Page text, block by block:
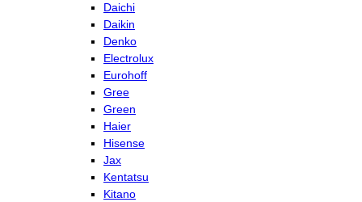
Daichi
Daikin
Denko
Electrolux
Eurohoff
Gree
Green
Haier
Hisense
Jax
Kentatsu
Kitano